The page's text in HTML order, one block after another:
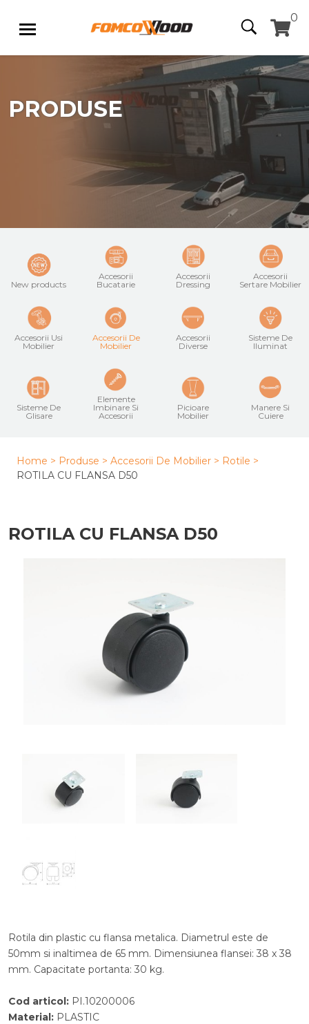
0
PRODUSE
New products
Accesorii
Bucatarie
Accesorii
Dressing
Accesorii
Sertare Mobilier
Accesorii Usi
Mobilier
Accesorii De
Mobilier
Accesorii
Diverse
Sisteme De
Iluminat
Sisteme De
Glisare
Elemente
Imbinare Si
Accesorii
Picioare
Mobilier
Manere Si
Cuiere
Home > Produse > Accesorii De Mobilier > Rotile >
ROTILA CU FLANSA D50
ROTILA CU FLANSA D50
Rotila din plastic cu flansa metalica. Diametrul este de
50mm si inaltimea de 65 mm. Dimensiunea flansei: 38 x 38
mm. Capacitate portanta: 30 kg.
Cod articol: PI.10200006
Material: PLASTIC